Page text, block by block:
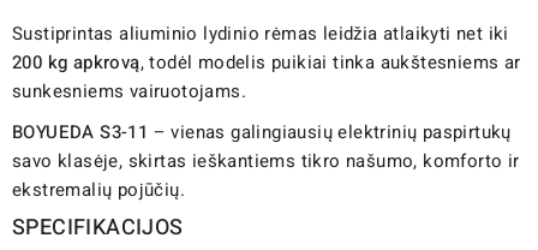
Sustiprintas aliuminio lydinio rėmas leidžia atlaikyti net iki
200 kg apkrovą, todėl modelis puikiai tinka aukštesniems ar
sunkesniems vairuotojams.
BOYUEDA S3-11 – vienas galingiausių elektrinių paspirtukų
savo klasėje, skirtas ieškantiems tikro našumo, komforto ir
ekstremalių pojūčių.
SPECIFIKACIJOS